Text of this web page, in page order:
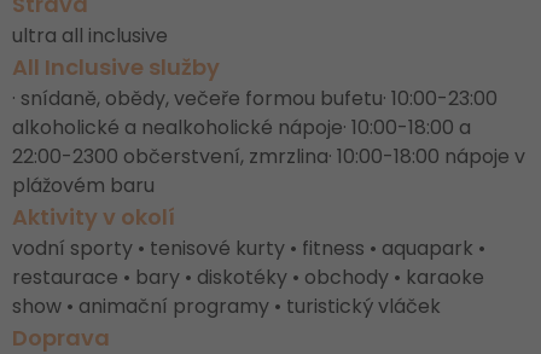
ultra all inclusive
All Inclusive služby
· snídaně, obědy, večeře formou bufetu· 10:00-23:00
alkoholické a nealkoholické nápoje· 10:00-18:00 a
22:00-2300 občerstvení, zmrzlina· 10:00-18:00 nápoje v
plážovém baru
Aktivity v okolí
vodní sporty • tenisové kurty • fitness • aquapark •
restaurace • bary • diskotéky • obchody • karaoke
show • animační programy • turistický vláček
Doprava